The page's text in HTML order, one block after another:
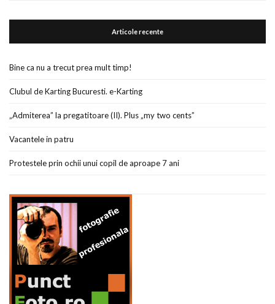
Articole recente
Bine ca nu a trecut prea mult timp!
Clubul de Karting Bucuresti. e-Karting
„Admiterea” la pregatitoare (II). Plus „my two cents”
Vacantele in patru
Protestele prin ochii unui copil de aproape 7 ani